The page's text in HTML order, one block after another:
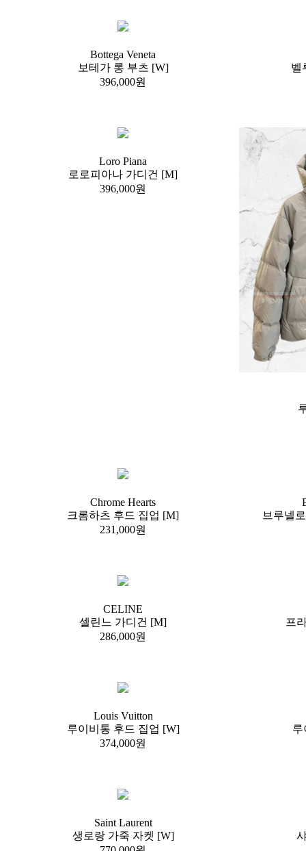
Bottega Veneta
보테가 롱 부츠 [W]
396,000원
벨
Loro Piana
로로피아나 가디건 [M]
396,000원
Chrome Hearts
크롬하츠 후드 집업 [M]
231,000원
브루넬
CELINE
셀린느 가디건 [M]
286,000원
프
Louis Vuitton
루이비통 후드 집업 [W]
374,000원
루
Saint Laurent
생로랑 가죽 자켓 [W]